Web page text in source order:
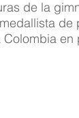
de la